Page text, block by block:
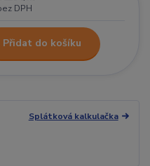
DPH
Přidat do košíku
Splátková kalkulačka